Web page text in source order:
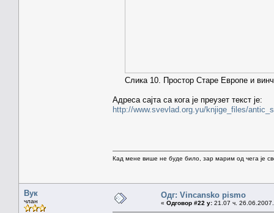
Слика 10. Простор Старе Европе и
Адреса сајта са кога је преузет текст је:
http://www.svevlad.org.yu/knjige_files/
Кад мене више не буде било, зар марим од чега је
Вук
члан
Одг: Vincansko pismo
« Одговор #22 у: 21.07 ч.